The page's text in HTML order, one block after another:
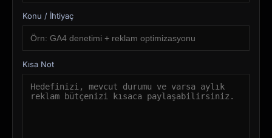
Konu / İhtiyaç
Kısa Not